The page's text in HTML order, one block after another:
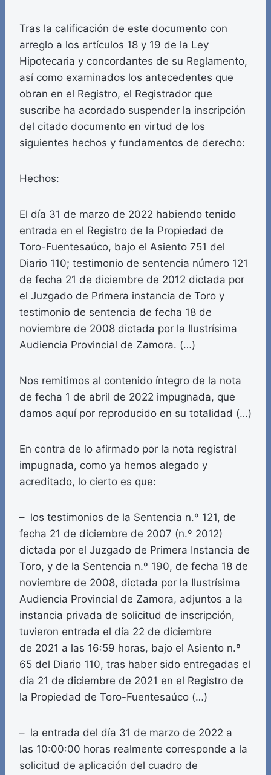
Tras la calificación de este documento con
arreglo a los artículos 18 y 19 de la Ley
Hipotecaria y concordantes de su Reglamento,
así como examinados los antecedentes que
obran en el Registro, el Registrador que
suscribe ha acordado suspender la inscripción
del citado documento en virtud de los
siguientes hechos y fundamentos de derecho:
Hechos:
El día 31 de marzo de 2022 habiendo tenido
entrada en el Registro de la Propiedad de
Toro-Fuentesaúco, bajo el Asiento 751 del
Diario 110; testimonio de sentencia número 121
de fecha 21 de diciembre de 2012 dictada por
el Juzgado de Primera instancia de Toro y
testimonio de sentencia de fecha 18 de
noviembre de 2008 dictada por la Ilustrísima
Audiencia Provincial de Zamora. (…)
Nos remitimos al contenido íntegro de la nota
de fecha 1 de abril de 2022 impugnada, que
damos aquí por reproducido en su totalidad (…)
En contra de lo afirmado por la nota registral
impugnada, como ya hemos alegado y
acreditado, lo cierto es que:
– los testimonios de la Sentencia n.º 121, de
fecha 21 de diciembre de 2007 (n.º 2012)
dictada por el Juzgado de Primera Instancia de
Toro, y de la Sentencia n.º 190, de fecha 18 de
noviembre de 2008, dictada por la Ilustrísima
Audiencia Provincial de Zamora, adjuntos a la
instancia privada de solicitud de inscripción,
tuvieron entrada el día 22 de diciembre
de 2021 a las 16:59 horas, bajo el Asiento n.º
65 del Diario 110, tras haber sido entregadas el
día 21 de diciembre de 2021 en el Registro de
la Propiedad de Toro-Fuentesaúco (…)
– la entrada del día 31 de marzo de 2022 a
las 10:00:00 horas realmente corresponde a la
solicitud de aplicación del cuadro de